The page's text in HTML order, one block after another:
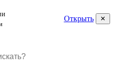
Открыть